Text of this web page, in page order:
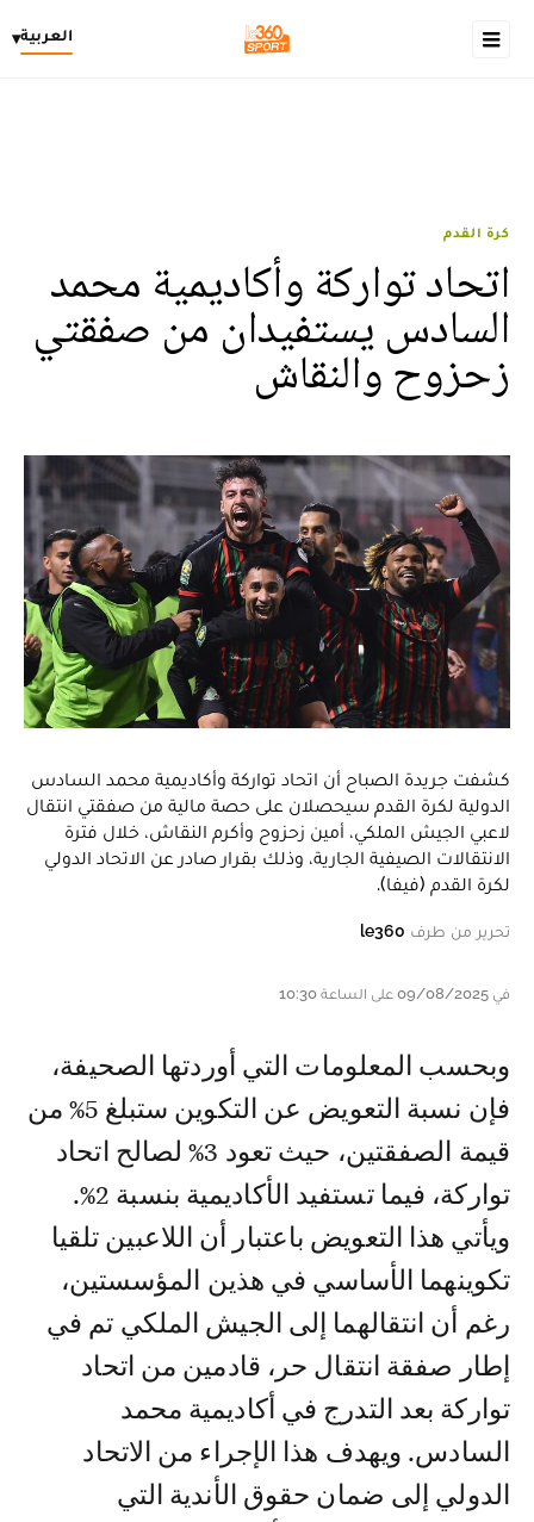
العربية▾
كرة القدم
اتحاد تواركة وأكاديمية محمد
السادس يستفيدان من صفقتي
زحزوح والنقاش
كشفت جريدة الصباح أن اتحاد تواركة وأكاديمية محمد السادس
الدولية لكرة القدم سيحصلان على حصة مالية من صفقتي انتقال
لاعبي الجيش الملكي، أمين زحزوح وأكرم النقاش، خلال فترة
الانتقالات الصيفية الجارية، وذلك بقرار صادر عن الاتحاد الدولي
لكرة القدم (فيفا).
تحرير من طرف le360
في 09/08/2025 على الساعة 10:30
وبحسب المعلومات التي أوردتها الصحيفة،
فإن نسبة التعويض عن التكوين ستبلغ 5% من
قيمة الصفقتين، حيث تعود 3% لصالح اتحاد
تواركة، فيما تستفيد الأكاديمية بنسبة 2%.
ويأتي هذا التعويض باعتبار أن اللاعبين تلقيا
تكوينهما الأساسي في هذين المؤسستين،
رغم أن انتقالهما إلى الجيش الملكي تم في
إطار صفقة انتقال حر، قادمين من اتحاد
تواركة بعد التدرج في أكاديمية محمد
السادس. ويهدف هذا الإجراء من الاتحاد
الدولي إلى ضمان حقوق الأندية التي